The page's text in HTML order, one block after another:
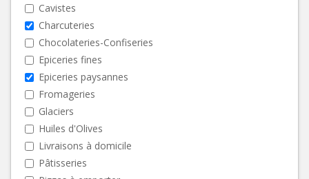
Cavistes
Charcuteries
Chocolateries-Confiseries
Epiceries fines
Epiceries paysannes
Fromageries
Glaciers
Huiles d'Olives
Livraisons à domicile
Pâtisseries